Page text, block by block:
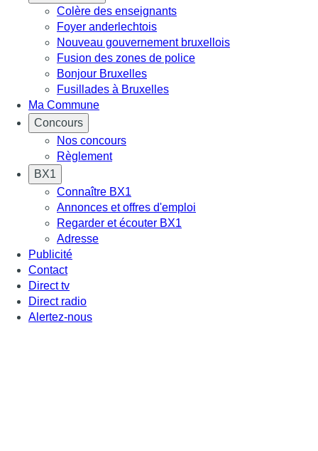
Colère des enseignants
Foyer anderlechtois
Nouveau gouvernement bruxellois
Fusion des zones de police
Bonjour Bruxelles
Fusillades à Bruxelles
Ma Commune
Concours
Nos concours
Règlement
BX1
Connaître BX1
Annonces et offres d'emploi
Regarder et écouter BX1
Adresse
Publicité
Contact
Direct tv
Direct radio
Alertez-nous